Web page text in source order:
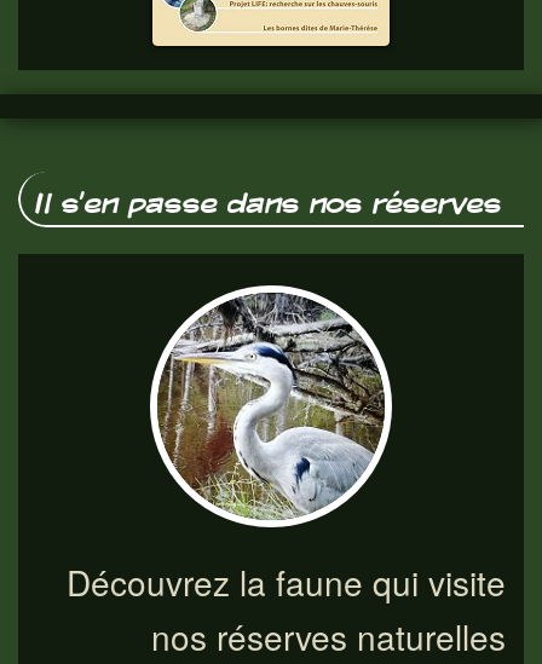
vous.
Il s'en passe dans nos réserves
Découvrez la faune qui visite
nos réserves naturelles